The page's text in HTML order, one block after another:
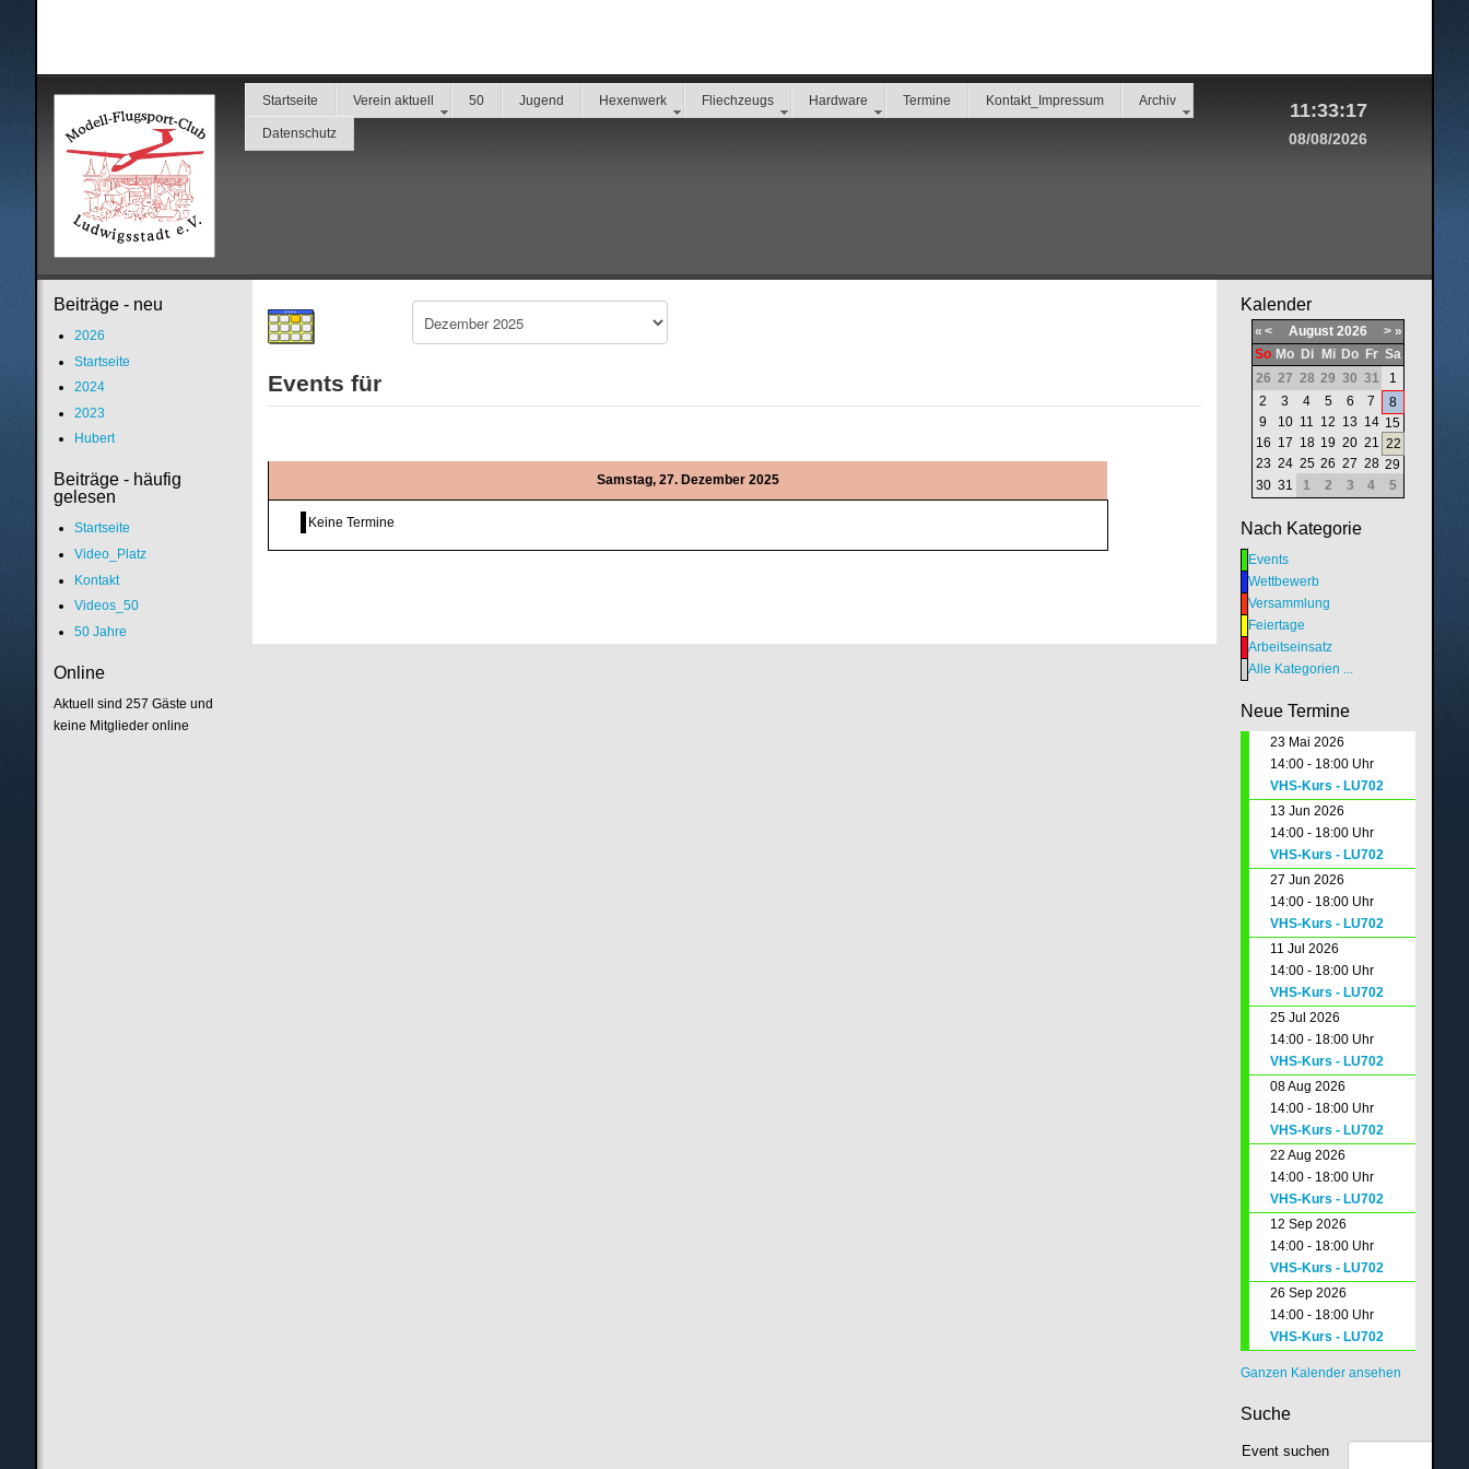
Startseite Verein aktuell 50 Jugend Hexenwerk Fliechzeugs Hardware Termine Kontakt_Impressum Archiv
Datenschutz
11:33:17
08/08/2026
Events für
Samstag, 27. Dezember 2025
Keine Termine
Beiträge - neu
2026
Startseite
2024
2023
Hubert
Beiträge - häufig
gelesen
Startseite
Video_Platz
Kontakt
Videos_50
50 Jahre
Online
Aktuell sind 257 Gäste und
keine Mitglieder online
Kalender
« < August 2026 > »
So Mo Di Mi Do Fr Sa
26 27 28 29 30 31
1
2
3 4 5 6 7
8
9
10 11 12 13 14 15
16 17 18 19 20 21 22
23 24 25 26 27 28 29
30 31 1 2 3 4 5
Nach Kategorie
Events
Wettbewerb
Versammlung
Feiertage
Arbeitseinsatz
Alle Kategorien ...
Neue Termine
23 Mai 2026
14:00 - 18:00 Uhr
VHS-Kurs - LU702
13 Jun 2026
14:00 - 18:00 Uhr
VHS-Kurs - LU702
27 Jun 2026
14:00 - 18:00 Uhr
VHS-Kurs - LU702
11 Jul 2026
14:00 - 18:00 Uhr
VHS-Kurs - LU702
25 Jul 2026
14:00 - 18:00 Uhr
VHS-Kurs - LU702
08 Aug 2026
14:00 - 18:00 Uhr
VHS-Kurs - LU702
22 Aug 2026
14:00 - 18:00 Uhr
VHS-Kurs - LU702
12 Sep 2026
14:00 - 18:00 Uhr
VHS-Kurs - LU702
26 Sep 2026
14:00 - 18:00 Uhr
VHS-Kurs - LU702
Ganzen Kalender ansehen
Suche
Event suchen